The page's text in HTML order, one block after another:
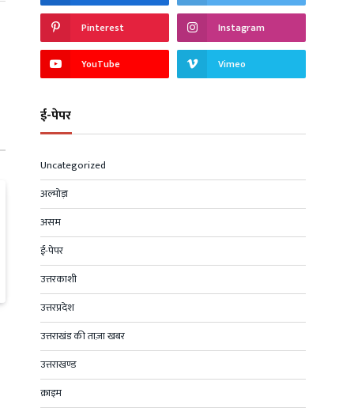
Pinterest Instagram
YouTube Vimeo
ई-पेपर
Uncategorized
अल्मोड़ा
असम
ई-पेपर
उत्तरकाशी
उत्तरप्रदेश
उत्तराखंड की ताज़ा खबर
उत्तराखण्ड
क्राइम